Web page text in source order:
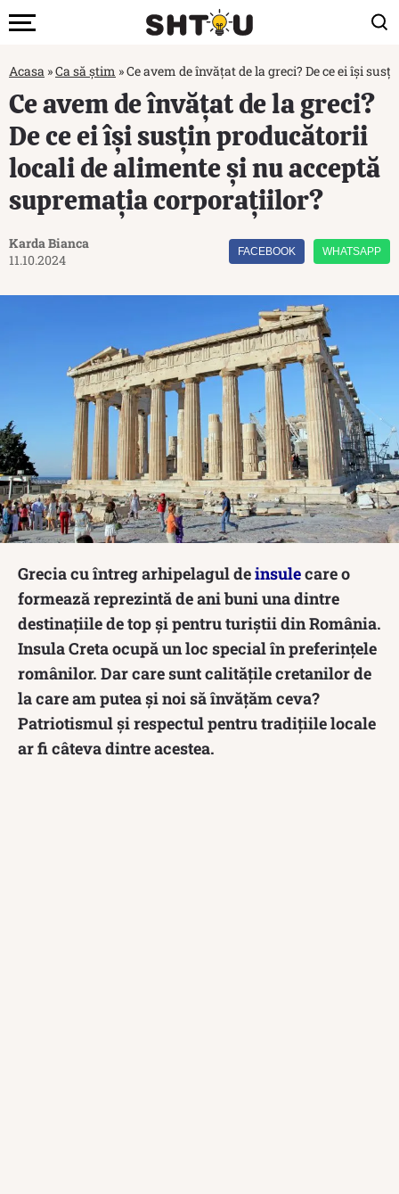
Acasa »Ca să știm »Ce avem de învățat de la greci? De ce ei își
Ce avem de învățat de la greci?
De ce ei își susțin producătorii
locali de alimente și nu acceptă
supremația corporațiilor?
Karda Bianca
11.10.2024
FACEBOOK WHATSAPP
Grecia cu întreg arhipelagul deinsulecare o
formează reprezintă de ani buni una dintre
destinațiile de top și pentru turiștii din România.
Insula Creta ocupă un loc special în preferințele
românilor. Dar care sunt calitățile cretanilor de
la care am putea și noi să învățăm ceva?
Patriotismul și respectul pentru tradițiile locale
ar fi câteva dintre acestea.